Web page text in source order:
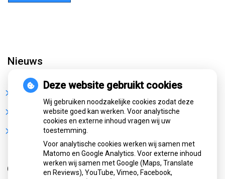
Nieuws
Sterke buikspieren zonder sportschool? Deze 7
activiteiten doen het werk stiekem voor jou
CZ vergoedt zorg van twee gespecialiseerde
revalidatieartsen niet meer
De sleutel tot blijvend afvallen? Dat doe je volgens
onderzoek veel effectiever samen
Openingstijden
Deze website gebruikt cookies
Wij gebruiken noodzakelijke cookies zodat deze
website goed kan werken. Voor analytische
cookies en externe inhoud vragen wij uw
toestemming.
Voor analytische cookies werken wij samen met
Matomo en Google Analytics. Voor externe inhoud
werken wij samen met Google (Maps, Translate
en Reviews), YouTube, Vimeo, Facebook,